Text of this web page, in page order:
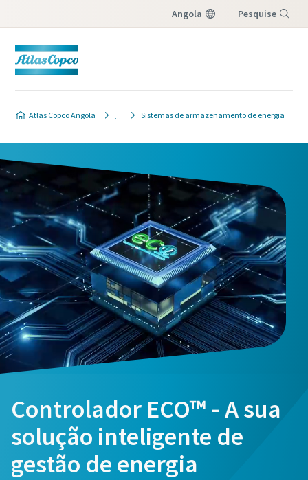
Angola Pesquise
Atlas Copco Angola Sistemas de armazenamento de energia
Controlador ECO™ - A sua
solução inteligente de
gestão de energia